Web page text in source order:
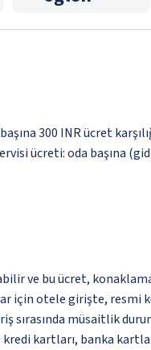
300 INR ücret
ücreti: oda başına
ve bu ücret,
için otele girişte, resmi
sırasında müsaitlik
kartları, banka